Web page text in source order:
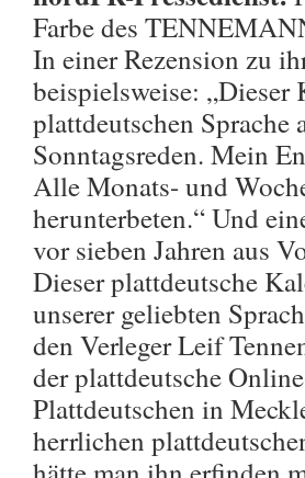
Farbe des
In einer Rezension zu
beispielsweise:
plattdeutschen
Sonntagsreden. Mein
Alle Monats- und
herunterbeten.“ Und
vor sieben Jahren aus
Dieser plattdeutsche
unserer geliebten
den Verleger Leif
der plattdeutsche
Plattdeutschen in
herrlichen